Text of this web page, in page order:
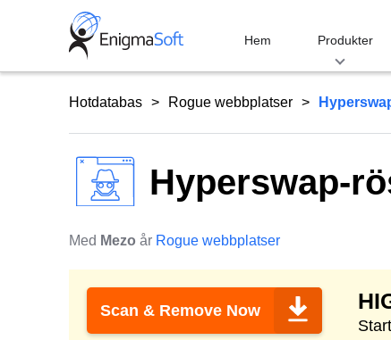
Hem Produkter
Hotdatabas Rogue webbplatser
Hyperswap-
Med Mezo år Rogue webbplatser
Scan & Remove Now